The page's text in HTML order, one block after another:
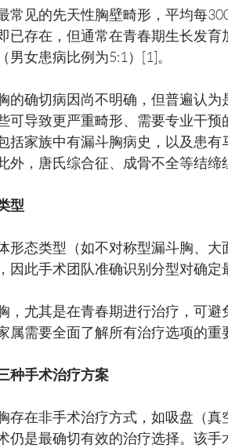
常见的先天性胸壁畸形，平均每
已存在，但通常在青春期生长发
男女患病比例为5:1）[1]。
的确切病因尚不明确，但普遍认
可导致更严重畸形、需要专业干
括家族中有漏斗胸病史，以及患
外，唐氏综合征、成骨不全等结缔
型
形态类型（如不对称型漏斗胸、
因此手术团队准确识别分型对确定
，尤其是在青春期进行治疗，可
属需要全面了解所有治疗选项的重
种手术治疗方案
存在非手术治疗方式，如吸盘（
仍是最确切有效的治疗选择。该